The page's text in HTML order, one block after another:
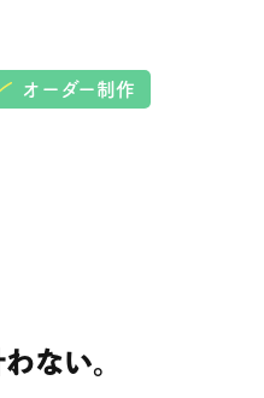
オーダー制作
ない。